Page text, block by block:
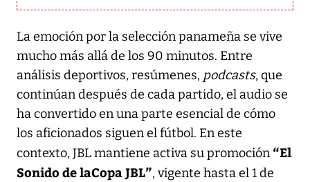
La emoción por la selección panameña se vive
mucho más allá de los 90 minutos. Entre
análisis deportivos, resúmenes, podcasts, que
continúan después de cada partido, el audio se
ha convertido en una parte esencial de cómo
los aficionados siguen el fútbol. En este
contexto, JBL mantiene activa su promoción “El
Sonido de laCopa JBL”, vigente hasta el 1 de